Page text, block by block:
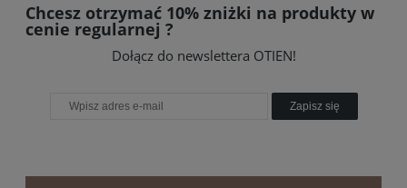
Chcesz otrzymać 10% zniżki na produkty w
cenie regularnej ?
Dołącz do newslettera OTIEN!
Zapisz się